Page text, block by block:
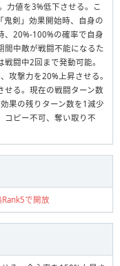
力値を3%低下させる。こ
鬼剣」効果開始時、自身の
、20%-100%の確率で自身
間中敵が戦闘不能になるた
闘中2回まで発動可能。
攻撃力を20%上昇させる。
せる。現在の戦闘ターン数
果の残りターン数を1減少
コピー不可、奪い取り不
で開放